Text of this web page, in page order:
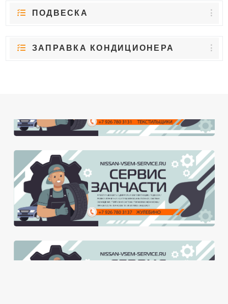
ПОДВЕСКА
ЗАПРАВКА КОНДИЦИОНЕРА